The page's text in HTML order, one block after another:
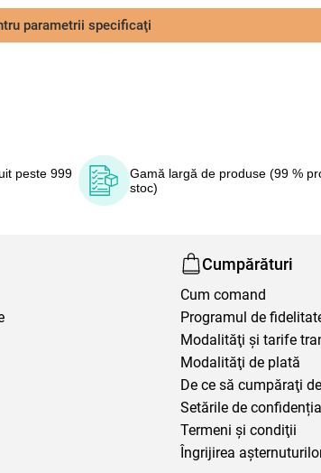
parametrii specificaţi
peste 999
Gamă largă de produse (99 %
stoc)
Cumpărături
Cum comand
Programul de
Modalităţi şi tarife
Modalităţi de plată
De ce să cumpăraţi
Setările de
Termeni şi condiţii
Îngrijirea